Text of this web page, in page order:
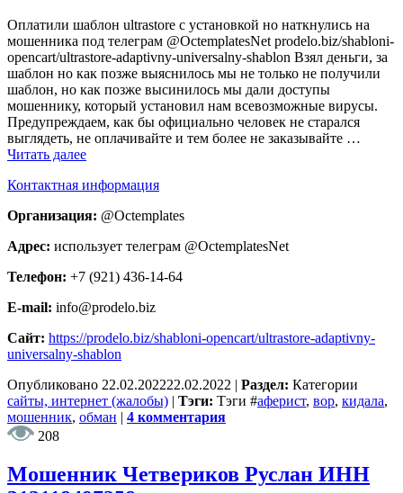
Оплатили шаблон ultrastore с установкой но наткнулись на
мошенника под телеграм @OctemplatesNet prodelo.biz/shabloni-
opencart/ultrastore-adaptivny-universalny-shablon Взял деньги, за
шаблон но как позже выяснилось мы не только не получили
шаблон, но как позже высинилось мы дали доступы
мошеннику, который установил нам всевозможные вирусы.
Предупреждаем, как бы официально человек не старался
выглядеть, не оплачивайте и тем более не заказывайте …
Читать далее
Контактная информация
Организация: @Octemplates
Адрес: использует телеграм @OctemplatesNet
Телефон: +7 (921) 436-14-64
E-mail: info@prodelo.biz
Сайт: https://prodelo.biz/shabloni-opencart/ultrastore-adaptivny-
universalny-shablon
Опубликовано 22.02.202222.02.2022 | Раздел: Категории
сайты, интернет (жалобы) | Тэги: Тэги #аферист, вор, кидала,
мошенник, обман | 4 комментария
208
Мошенник Четвериков Руслан ИНН